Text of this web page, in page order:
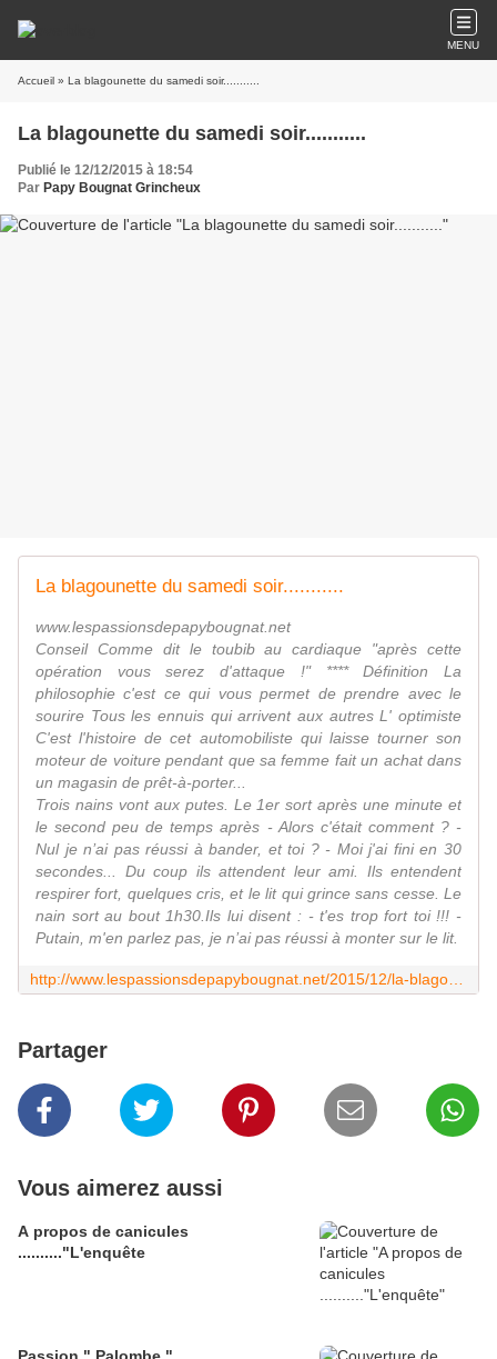
MENU
Accueil » La blagounette du samedi soir...........
La blagounette du samedi soir...........
Publié le 12/12/2015 à 18:54
Par Papy Bougnat Grincheux
La blagounette du samedi soir...........
www.lespassionsdepapybougnat.net
Conseil Comme dit le toubib au cardiaque "après cette
opération vous serez d'attaque !" **** Définition La
philosophie c'est ce qui vous permet de prendre avec le
sourire Tous les ennuis qui arrivent aux autres L' optimiste
C'est l'histoire de cet automobiliste qui laisse tourner son
moteur de voiture pendant que sa femme fait un achat dans
un magasin de prêt-à-porter...
Trois nains vont aux putes. Le 1er sort après une minute et
le second peu de temps après - Alors c'était comment ? -
Nul je n’ai pas réussi à bander, et toi ? - Moi j'ai fini en 30
secondes... Du coup ils attendent leur ami. Ils entendent
respirer fort, quelques cris, et le lit qui grince sans cesse. Le
nain sort au bout 1h30.Ils lui disent : - t'es trop fort toi !!! -
Putain, m'en parlez pas, je n’ai pas réussi à monter sur le lit.
Partager
Vous aimerez aussi
A propos de canicules
.........."L'enquête